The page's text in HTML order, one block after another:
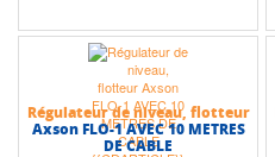
Régulateur de niveau, flotteur
Axson FLO-1 AVEC 10 METRES
DE CABLE